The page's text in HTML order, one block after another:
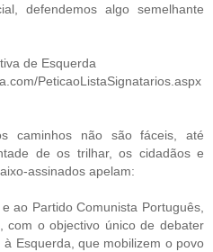
defendemos algo semelhante
de Esquerda
PeticaoListaSignatarios.aspx
caminhos não são fáceis, até
de os trilhar, os cidadãos e
assinados apelam:
ao Partido Comunista Português,
com o objectivo único de debater
Esquerda, que mobilizem o povo